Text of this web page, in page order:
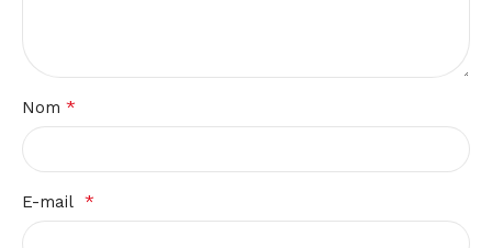
Nom *
E-mail *